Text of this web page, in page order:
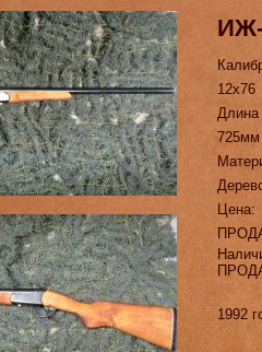
12х76
725мм
Цена:
1992